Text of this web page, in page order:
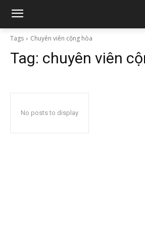
Tags Chuyên viên cộng hòa
Tag: chuyên viên
No posts to display